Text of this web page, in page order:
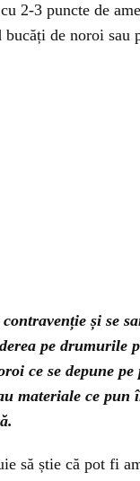
2-3 puncte de
bucăți de noroi sau
și se
pe drumurile
ce se depune
materiale ce
să știe că pot fi